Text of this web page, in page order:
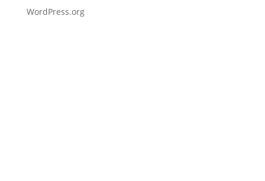
WordPress.org